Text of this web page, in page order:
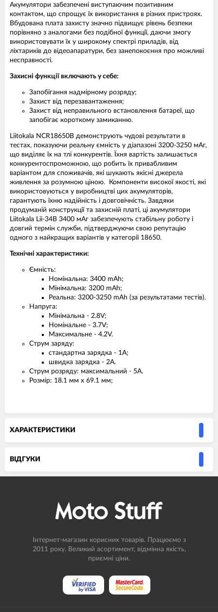
Акумулятори забезпечені виступаючим позитивним
контактом, що спрощує їх використання в різних пристроях.
Вбудована плата захисту значно підвищує рівень безпеки
порівняно з аналогами без подібної функції, даючи змогу
використовувати їх у широкому спектрі приладів, від
ліхтариків до відеоапаратури, без занепокоєння про можливі
несправності.
Захисні функції включають у себе:
Запобігання надмірному розряду;
Захист від перезавантаження;
Захист від неправильного встановлення батареї, що
запобігає короткому замиканню.
Liitokala NCR18650B демонструють чудові результати в
тестах, показуючи реальну ємність у діапазоні 3200-3250 мАг,
що виділяє їх на тлі конкурентів. Їхня вартість залишається
конкурентоспроможною, що робить їх привабливим
варіантом для споживачів, які шукають якісні джерела
живлення за розумною ціною. Компоненти високої якості, які
використовуються у виробництві цих акумуляторів,
гарантують їхню надійність і довговічність. Завдяки
продуманій конструкції та захисній платі, ці акумулятори
Liitokala Lii-34B 3400 мАг забезпечують стабільну роботу і
довгий термін служби, підтверджуючи свою репутацію
одного з найкращих варіантів у категорії 18650.
Технічні характеристики:
Ємність:
Номінальна: 3400 mAh;
Мінімальна: 3200 mAh;
Реальна: 3200-3250 mAh (за результатами тестів).
Напруга:
Мінімальна - 2.8V;
Номінальне - 3.7V;
Максимальне - 4.2V.
Струм заряду:
стандартна зарядка - 1А;
швидка зарядка - 2A.
Струм розряду: максимальний - 5A.
Розмір: 18.1 мм x 69.1 мм;
ХАРАКТЕРИСТИКИ
ВIДГУКИ
Інтернет-магазин корисних товарів. Працюємо з
2011 року. Великий асортимент, відмінна якість,
приємні ціни.